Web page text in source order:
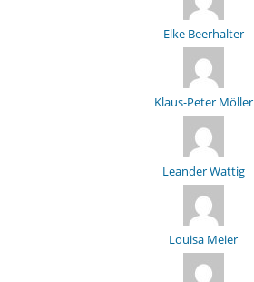
Elke Beerhalter
Klaus-Peter Möller
Leander Wattig
Louisa Meier